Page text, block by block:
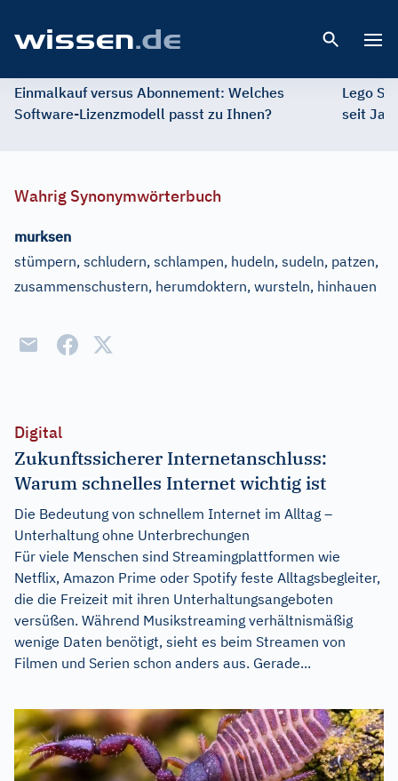
Einmalkauf versus Abonnement: Welches
Software-Lizenzmodell passt zu Ihnen?
Lego
seit
Wahrig Synonymwörterbuch
murksen
stümpern, schludern, schlampen, hudeln, sudeln, patzen,
zusammenschustern, herumdoktern, wursteln, hinhauen
Digital
Zukunftssicherer Internetanschluss:
Warum schnelles Internet wichtig ist
Die Bedeutung von schnellem Internet im Alltag –
Unterhaltung ohne Unterbrechungen
Für viele Menschen sind Streamingplattformen wie
Netflix, Amazon Prime oder Spotify feste Alltagsbegleiter,
die die Freizeit mit ihren Unterhaltungsangeboten
versüßen. Während Musikstreaming verhältnismäßig
wenige Daten benötigt, sieht es beim Streamen von
Filmen und Serien schon anders aus. Gerade...